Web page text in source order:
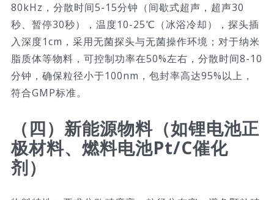
80kHz，分散时间5-15分钟（间歇式超声，超声30
秒、暂停30秒），温度10-25℃（冰浴冷却），探头插
入深度1cm，采用无菌探头与无菌操作环境；对于纳米
脂质体等物料，可控制功率在50%左右，分散时间8-10
分钟，确保粒径小于100nm，包封率高达95%以上，
符合GMP标准。
（四）新能源物料（如锂电池正
极材料、燃料电池Pt/C催化
剂）